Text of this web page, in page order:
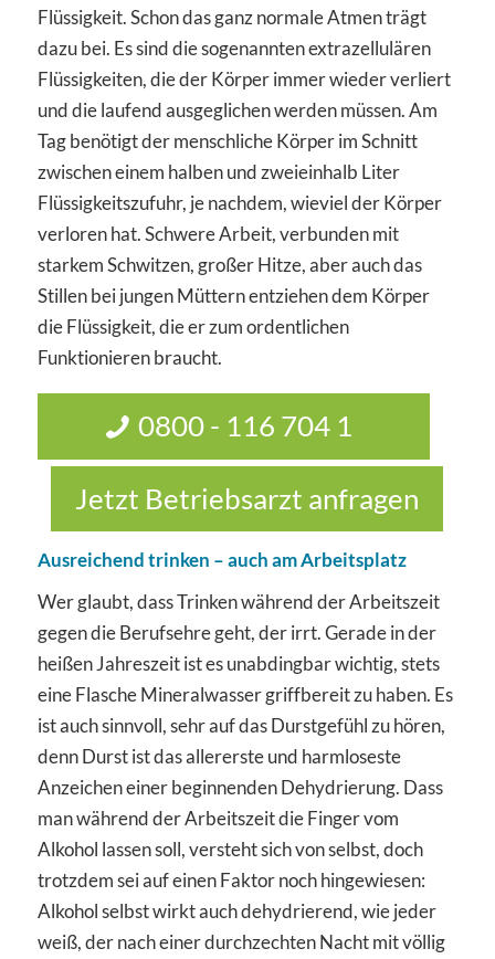
Flüssigkeit. Schon das ganz normale Atmen trägt
dazu bei. Es sind die sogenannten extrazellulären
Flüssigkeiten, die der Körper immer wieder verliert
und die laufend ausgeglichen werden müssen. Am
Tag benötigt der menschliche Körper im Schnitt
zwischen einem halben und zweieinhalb Liter
Flüssigkeitszufuhr, je nachdem, wieviel der Körper
verloren hat. Schwere Arbeit, verbunden mit
starkem Schwitzen, großer Hitze, aber auch das
Stillen bei jungen Müttern entziehen dem Körper
die Flüssigkeit, die er zum ordentlichen
Funktionieren braucht.
0800 - 116 704 1
Jetzt Betriebsarzt anfragen
Ausreichend trinken – auch am Arbeitsplatz
Wer glaubt, dass Trinken während der Arbeitszeit
gegen die Berufsehre geht, der irrt. Gerade in der
heißen Jahreszeit ist es unabdingbar wichtig, stets
eine Flasche Mineralwasser griffbereit zu haben. Es
ist auch sinnvoll, sehr auf das Durstgefühl zu hören,
denn Durst ist das allererste und harmloseste
Anzeichen einer beginnenden Dehydrierung. Dass
man während der Arbeitszeit die Finger vom
Alkohol lassen soll, versteht sich von selbst, doch
trotzdem sei auf einen Faktor noch hingewiesen:
Alkohol selbst wirkt auch dehydrierend, wie jeder
weiß, der nach einer durchzechten Nacht mit völlig